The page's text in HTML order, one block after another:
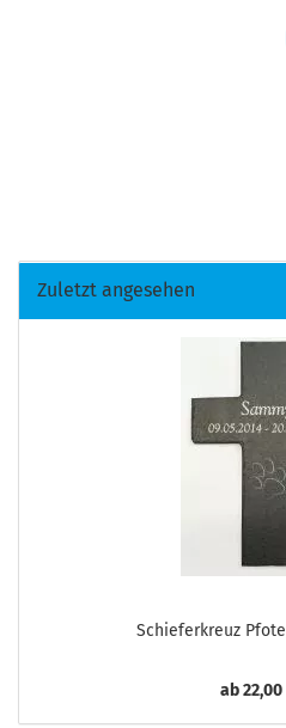
Zuletzt angesehen
Schie­fer­kreuz
ab 22,00